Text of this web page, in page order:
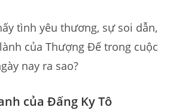
tình yêu thương, sự soi dẫn,
của Thượng Đế trong cuộc
nay ra sao?
của Đấng Ky Tô